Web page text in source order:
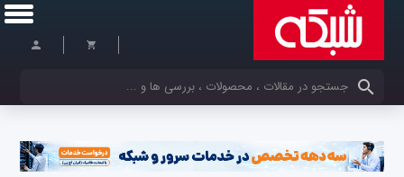
کلمات کلیدی خود را وارد کنید